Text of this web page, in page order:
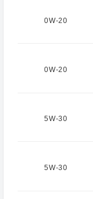
0W-20
0W-20
5W-30
5W-30